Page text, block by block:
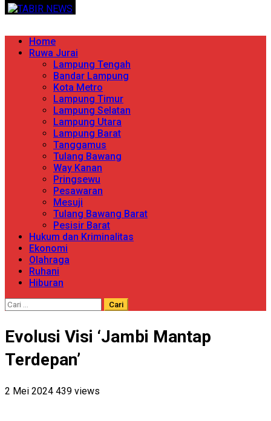
Skip
content
TERPERCAYA MENYINGKAP BERITA
Primary
Menu
Home
Ruwa Jurai
Lampung Tengah
Bandar Lampung
Kota Metro
Lampung Timur
Lampung Selatan
Lampung Utara
Lampung Barat
Tanggamus
Tulang Bawang
Way Kanan
Pringsewu
Pesawaran
Mesuji
Tulang Bawang Barat
Pesisir Barat
Hukum dan Kriminalitas
Ekonomi
Olahraga
Ruhani
Hiburan
Cari
Evolusi Visi ‘Jambi Mantap
Terdepan’
2 Mei 2024 439 views